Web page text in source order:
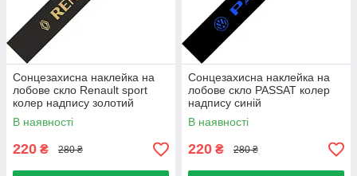
Сонцезахисна наклейка на
лобове скло Renault sport
колер надпису золотий
В наявності
220 ₴ 280 ₴
Сонцезахисна наклейка на
лобове скло PASSAT колер
надпису синій
В наявності
220 ₴ 280 ₴